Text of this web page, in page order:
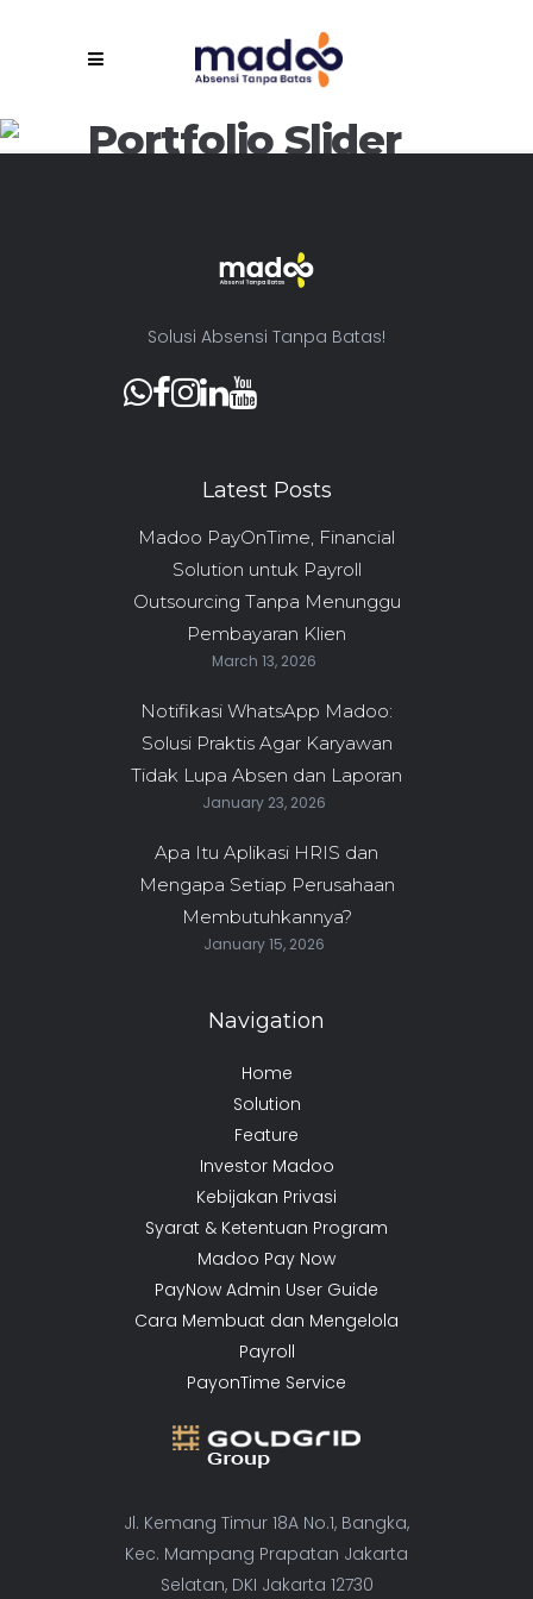
Portfolio Slider
Solusi Absensi Tanpa Batas!
Latest Posts
Madoo PayOnTime, Financial
Solution untuk Payroll
Outsourcing Tanpa Menunggu
Pembayaran Klien
March 13, 2026
Notifikasi WhatsApp Madoo:
Solusi Praktis Agar Karyawan
Tidak Lupa Absen dan Laporan
January 23, 2026
Apa Itu Aplikasi HRIS dan
Mengapa Setiap Perusahaan
Membutuhkannya?
January 15, 2026
Navigation
Home
Solution
Feature
Investor Madoo
Kebijakan Privasi
Syarat & Ketentuan Program
Madoo Pay Now
PayNow Admin User Guide
Cara Membuat dan Mengelola
Payroll
PayonTime Service
Jl. Kemang Timur 18A No.1, Bangka,
Kec. Mampang Prapatan Jakarta
Selatan, DKI Jakarta 12730